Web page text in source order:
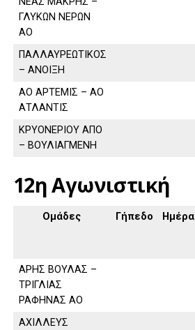
ΓΛΥΚΩΝ ΝΕΡΩΝ
ΑΟ
ΠΑΛΛΑΥΡΕΩΤΙΚΟΣ
– ΑΝΟΙΞΗ
ΑΟ ΑΡΤΕΜΙΣ – ΑΟ
ΑΤΛΑΝΤΙΣ
ΚΡΥΟΝΕΡΙΟΥ ΑΠΟ
– ΒΟΥΛΙΑΓΜΕΝΗ
12η Αγωνιστική
Ομάδες Γήπεδο Ημέρα
ΑΡΗΣ ΒΟΥΛΑΣ –
ΤΡΙΓΛΙΑΣ
ΡΑΦΗΝΑΣ ΑΟ
ΑΧΙΛΛΕΥΣ